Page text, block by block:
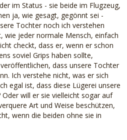
im Status - sie beide im Flugzeug,
ja, wie gesagt, gegönnt sei -
Tochter noch ich verstehen
wie jeder normale Mensch, einfach
checkt, dass er, wenn er schon
soviel Grips haben sollte,
dass unsere Tochter
Ich verstehe nicht, was er sich
egal ist, dass diese Lügerei unsere
will er sie vielleicht sogar auf
Art und Weise beschützen,
wenn die beiden ohne sie in